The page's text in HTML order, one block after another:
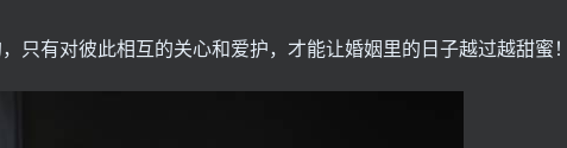
只有对彼此相互的关心和爱护，才能让婚姻里的日子越过越甜蜜